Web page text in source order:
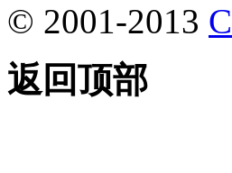
© 2001-2013
返回顶部